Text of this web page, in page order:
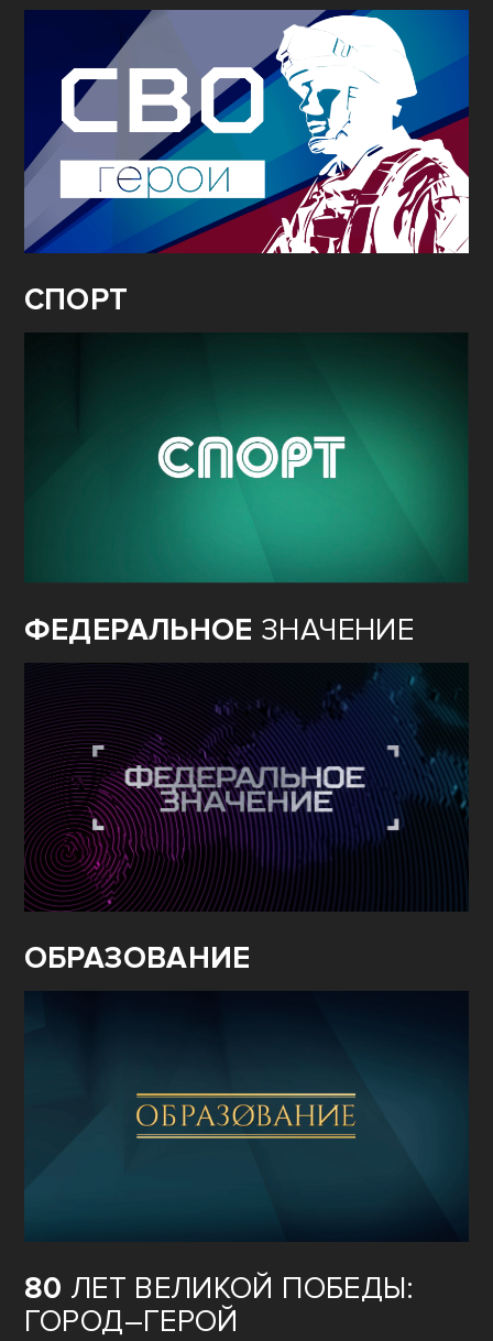
СПОРТ
ФЕДЕРАЛЬНОЕ ЗНАЧЕНИЕ
ОБРАЗОВАНИЕ
80 ЛЕТ ВЕЛИКОЙ ПОБЕДЫ:
ГОРОД–ГЕРОЙ